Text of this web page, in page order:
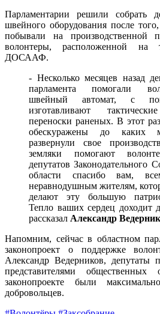
Парламентарии решили собрать
швейного оборудования после
побывали на производственной
волонтеры, расположенной на
ДОСААФ.
- Несколько месяцев назад
парламента помогали
швейный автомат, с
изготавливают
переноски раненых. В этот
обескуражены до каких
развернули свое
земляки помогают
депутатов Законодательного
области спасибо вам,
неравнодушным жителям,
делают эту большую
Тепло ваших сердец доходит
рассказал Александр
Напомним, сейчас в областном
законопроект о поддержке
Александр Ведерников, депутаты
представителями
законопроекте были
добровольцев.